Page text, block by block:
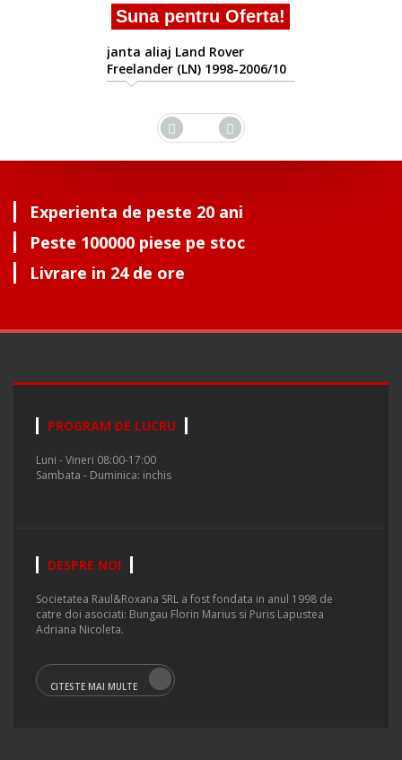
Experienta de peste 20 ani
Peste 100000 piese pe stoc
Livrare in 24 de ore
PROGRAM DE LUCRU
Luni - Vineri 08:00-17:00
Sambata - Duminica: inchis
DESPRE NOI
Societatea Raul&Roxana SRL a fost fondata in anul 1998 de
catre doi asociati: Bungau Florin Marius si Puris Lapustea
Adriana Nicoleta.
CITESTE MAI MULTE